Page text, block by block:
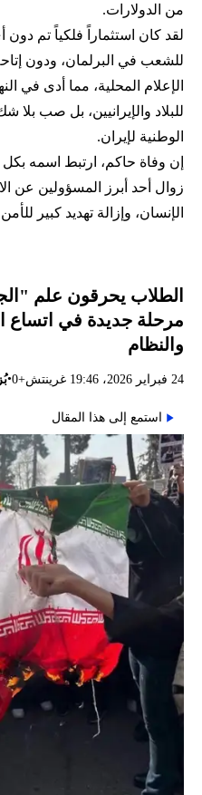
من الدولارات.
لقد كان استثماراً فلكياً تم دون
للشعب في البرلمان، ودون
الإعلام المحلية، مما أدى في
للبلاد والإيرانيين، بل صب
الوطنية لإيران.
إن وفاة حاكم، ارتبط اسمه بكل
زوال أحد أبرز المسؤولين عن
الإنسان، وإزالة تهديد كبير
الطلاب يحرقون علم
مرحلة جديدة في اتساع
والنظام
24 فبراير 2026، 19:46 غرينتش+0 •
استمع إلى هذا المقال